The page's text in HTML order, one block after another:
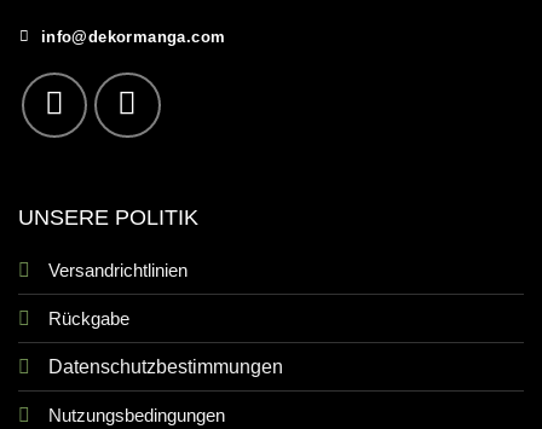
info@dekormanga.com
UNSERE POLITIK
Versandrichtlinien
Rückgabe
Datenschutzbestimmungen
Nutzungsbedingungen